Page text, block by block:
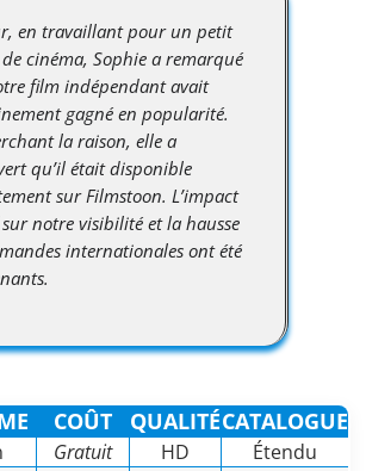
en travaillant pour un petit
cinéma, Sophie a remarqué
film indépendant avait
gagné en popularité.
la raison, elle a
qu’il était disponible
sur Filmstoon. L’impact
notre visibilité et la hausse
internationales ont été
COÛT QUALITÉCATALOGUE
Gratuit HD
Étendu